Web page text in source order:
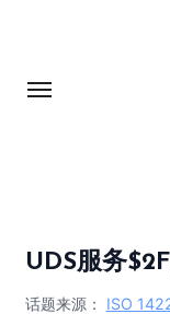
UDS服务
话题来源： ISO